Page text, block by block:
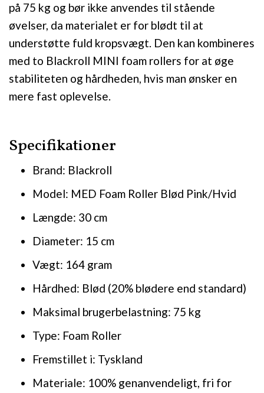
på 75 kg og bør ikke anvendes til stående
øvelser, da materialet er for blødt til at
understøtte fuld kropsvægt. Den kan kombineres
med to Blackroll MINI foam rollers for at øge
stabiliteten og hårdheden, hvis man ønsker en
mere fast oplevelse.
Specifikationer
Brand: Blackroll
Model: MED Foam Roller Blød Pink/Hvid
Længde: 30 cm
Diameter: 15 cm
Vægt: 164 gram
Hårdhed: Blød (20% blødere end standard)
Maksimal brugerbelastning: 75 kg
Type: Foam Roller
Fremstillet i: Tyskland
Materiale: 100% genanvendeligt, fri for